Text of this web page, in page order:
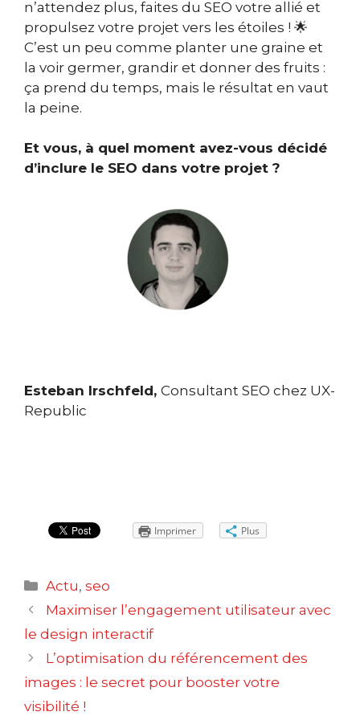
n’attendez plus, faites du SEO votre allié et
propulsez votre projet vers les étoiles ! 🌟
C’est un peu comme planter une graine et
la voir germer, grandir et donner des fruits :
ça prend du temps, mais le résultat en vaut
la peine.
Et vous, à quel moment avez-vous décidé
d’inclure le SEO dans votre projet ?
Esteban Irschfeld, Consultant SEO chez UX-
Republic
Imprimer Plus
Catégories
Actu,seo
Navigation
des
Maximiser l’engagement utilisateur avec
le design interactif
L’optimisation du référencement des
images : le secret pour booster votre
visibilité !